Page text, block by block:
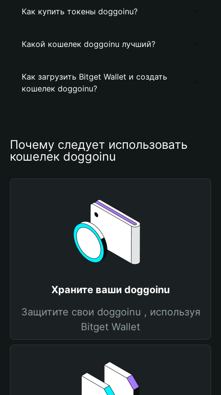
Как купить токены doggoinu?
Какой кошелек doggoinu лучший?
Как загрузить Bitget Wallet и создать
кошелек doggoinu?
Почему следует использовать
кошелек doggoinu
Храните ваши doggoinu
Защитите свои doggoinu , используя
Bitget Wallet